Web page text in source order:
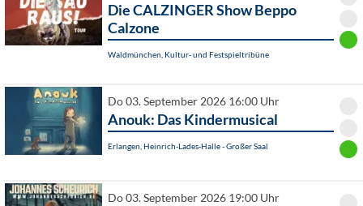
Die CALZINGER Show Beppo
Calzone
Waldmünchen, Kultur- und Festspieltribüne
Do 03. September 2026 16:00 Uhr
Anouk: Das Kindermusical
Erlangen, Heinrich-Lades-Halle - Großer Saal
Do 03. September 2026 19:00 Uhr